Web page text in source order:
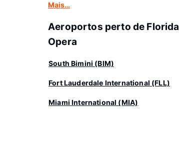
Mais…
Aeroportos perto de
Opera
South Bimini (BIM)
Fort Lauderdale International (FLL)
Miami International (MIA)